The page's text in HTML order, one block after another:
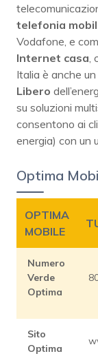
telefonia
Vodafone, e
Internet casa,
Italia è anche un
Libero
su soluzioni
consentono ai
energia) con un
Optima
OPTIMA
MOBILE
Numero
Verde
Optima
Sito
Optima